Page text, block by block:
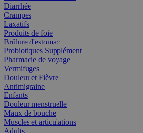
Diarrhée
Crampes
Laxatifs
Produits de foie
Brûlure d'estomac
Probiotiques Supplément
Pharmacie de voyage
Vermifuges
Douleur et Fièvre
Antimigraine
Enfants
Douleur menstruelle
Maux de bouche
Muscles et articulations
Adults